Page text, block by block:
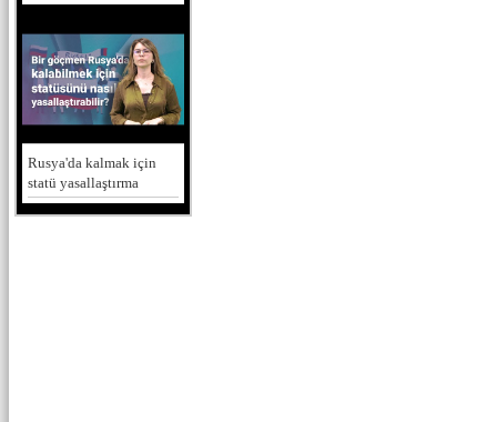
Rusya'da kalmak için
statü yasallaştırma